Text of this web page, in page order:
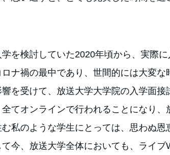
を検討していた2020年頃から、実際に
ナ禍の最中であり、世間的には大変な
を受けて、放送大学大学院の入学面接
てオンラインで行われることになり、
私のような学生にとっては、思わぬ恩
今、放送大学全体においても、ライブ